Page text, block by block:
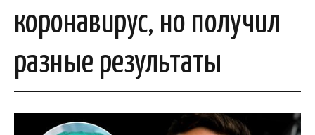
коронавирус, но получил
разные результаты